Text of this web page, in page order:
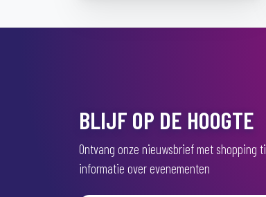
BLIJF OP DE HOOGTE
Ontvang onze nieuwsbrief met shopping
informatie over evenementen